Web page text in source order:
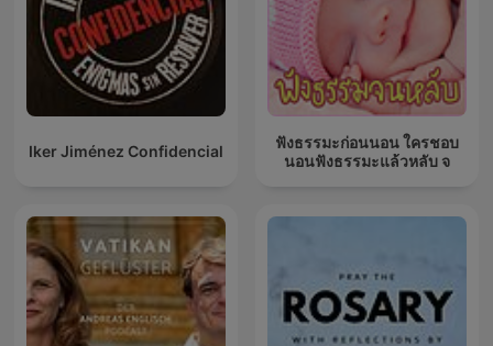
Iker Jiménez Confidencial
ฟังธรรมะก่อนนอน ใครชอบ
นอนฟังธรรมะแล้วหลับ จ